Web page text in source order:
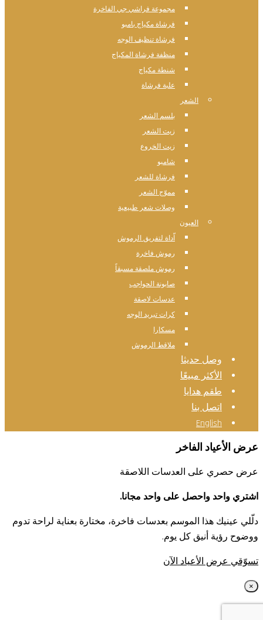
مجموعة فراشي جي الفاخرة
فرشاة مكياج بامبو
فرشاة تنظيف الوجه
منظفة فرشاة المكياج
شنطة مكياج
علبة فرشاة
الشعر
بلسم الشعر
زيت الشعر
زيت الخروع
شامبو
فرشاة للشعر
مموّج الشعر
وصلات شعر طبيعية
العيون
اّداة لتفريق الرموش
رموش فاخرة
رموش ملصقة مسبقاً
صابونة الحواجب
عدسات لاصقة
كرات تبريد الوجه
مسكارا
ملاقط الرموش
وصل حديثا
الأكثر مبيعًا
طقم هدايا
اتصل بنا
English
عرض الأعياد الفاخر
عرض حصري على العدسات اللاصقة
اشتري واحد واحصل على واحد مجانا.
دلّلي عينيك هذا الموسم بعدسات فاخرة، مختارة بعناية لراحة تدوم
ووضوح رؤية أنيق كل يوم.
تسوّقي عرض الأعياد الآن
×